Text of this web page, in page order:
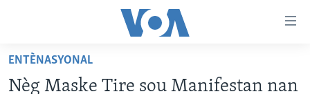
Skip
main
ENTÈNASYONAL
Nèg Maske Tire sou Manifestan nan